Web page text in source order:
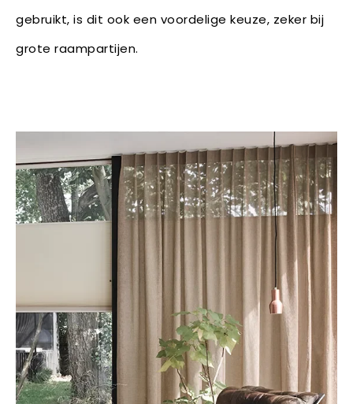
gebruikt, is dit ook een voordelige keuze, zeker bij
grote raampartijen.